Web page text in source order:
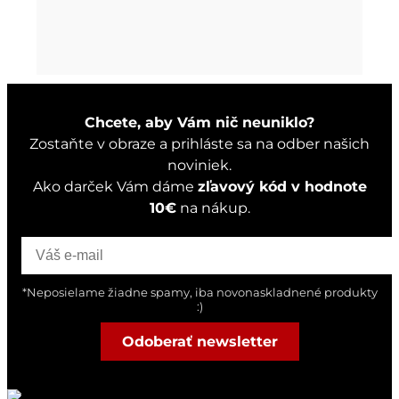
Chcete, aby Vám nič neuniklo?
Zostaňte v obraze a prihláste sa na odber našich
noviniek.
Ako darček Vám dáme zľavový kód v hodnote
10€na nákup.
*Neposielame žiadne spamy, iba novonaskladnené produkty
:)
Odoberať newsletter